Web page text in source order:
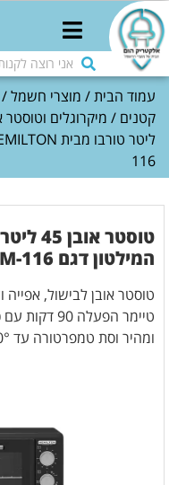
עמוד הבית/ מוצרי חשמל/
קטנים / מיקרוגלים וטוסטר
116
המילטון דגם HEM-116
טיימר
ומהיר וסת טמפרטורה עד 240° 5